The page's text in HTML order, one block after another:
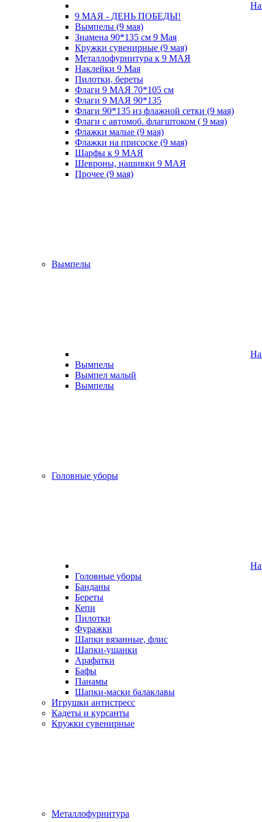
9 МАЯ - ДЕНЬ ПОБЕДЫ!
Вымпелы (9 мая)
Знамена 90*135 см 9 Мая
Кружки cувенирные (9 мая)
Металлофурнитура к 9 МАЯ
Наклейки 9 Мая
Пилотки, береты
Флаги 9 МАЯ 70*105 см
Флаги 9 МАЯ 90*135
Флаги 90*135 из флажной сетки (9 мая)
Флаги с автомоб. флагштоком ( 9 мая)
Флажки малые (9 мая)
Флажки на присоске (9 мая)
Шарфы к 9 МАЯ
Шевроны, нашивки 9 МАЯ
Прочее (9 мая)
Вымпелы
Вымпелы
Вымпел малый
Вымпелы
Головные уборы
Головные уборы
Банданы
Береты
Кепи
Пилотки
Фуражки
Шапки вязанные, флис
Шапки-ушанки
Арафатки
Бафы
Панамы
Шапки-маски балаклавы
Игрушки антистресс
Кадеты и курсанты
Кружки сувенирные
Металлофурнитура